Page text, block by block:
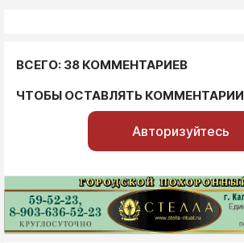
ВСЕГО: 38 КОММЕНТАРИЕВ
ЧТОБЫ ОСТАВЛЯТЬ КОММЕНТАРИИ
Авторизуйтесь